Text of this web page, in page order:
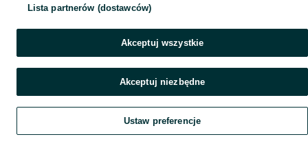
Szukaj Obserwujesz Dodaj Czat Konto
Lista partnerów (dostawców)
Akceptuj wszystkie
Akceptuj niezbędne
Ustaw preferencje